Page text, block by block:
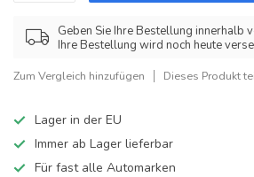
Geben Sie Ihre Bestellung innerhalb
Ihre Bestellung wird noch heute
Zum Vergleich hinzufügen Dieses Produkt
Lager in der EU
Immer ab Lager lieferbar
Für fast alle Automarken